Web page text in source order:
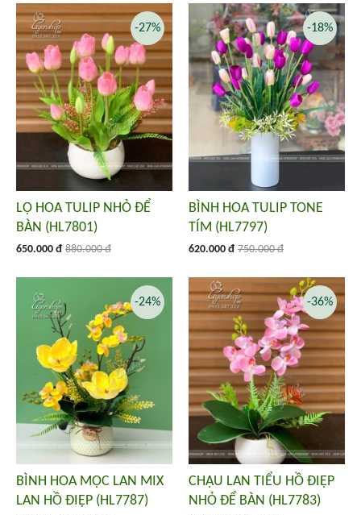
LỌ HOA TULIP NHỎ ĐỂ
BÀN (HL7801)
650.000 đ 880.000 đ
-27%
BÌNH HOA TULIP TONE
TÍM (HL7797)
620.000 đ 750.000 đ
-18%
BÌNH HOA MỘC LAN MIX
LAN HỒ ĐIỆP (HL7787)
-24%
CHẬU LAN TIỂU HỒ ĐIỆP
NHỎ ĐỂ BÀN (HL7783)
-36%